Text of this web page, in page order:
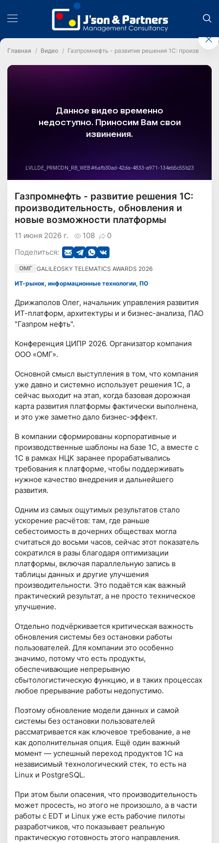
Главная Видео Газпромнефть - развитие решения 1С:
Газпромнефть - развитие решения 1С:
производительность, обновления и
новые возможности платформы
108 0
11 июня 2026 г.
Поделиться:
ОМГ GALILEOSKY TELEMATICS AWARDS 2026
ИТ-рынок, информационные технологии, ПО
Дрижаполов Олег, начальник управления развития
ИТ-платформ, архитектуры и и бизнес-анализа, ПАО
"Газпром нефть".
Конференция ЦИПР 2026. Организатор компания
ООО «ОМГ».
Основной смысл выступления в том, что компания
уже давно и системно использует решения 1С, а
сейчас выходит на этап, когда базовая дорожная
карта развития платформы фактически выполнена,
и это уже заметно дало бизнес-эффект.
В компании сформированы корпоративные и
производственные шаблоны на базе 1С, а вместе с
1С в рамках НЦК заранее прорабатывались
требования к платформе, чтобы поддерживать
нужное качество внедрения и дальнейшего
развития.
Одним из самых ощутимых результатов стало
ускорение расчётов: там, где раньше
себестоимость в дочерних обществах могла
считаться до восьми часов, сейчас этот показатель
сократился в разы благодаря оптимизации
платформы, включая параллельную запись в
таблицы данных и другие улучшения
производительности. Это подаётся как важный
практический результат, а не просто техническое
улучшение.
Отдельно подчёркивается критическая важность
обновления системы без остановки работы
пользователей. Для компании это особенно
значимо, потому что есть продукты,
обеспечивающие непрерывную
сбытологистическую функцию, и в таких процессах
любое прерывание работы недопустимо.
Поэтому обновление модели данных и самой
системы без остановки пользователей
рассматривается как ключевое требование, а не
как дополнительная опция. Ещё один важный
момент — успешный переход продуктов 1С на
независимый технологический стек, то есть на
Linux и PostgreSQL.
При этом были опасения, что производительность
может просесть, но этого не произошло, а в части
работы с EDT и Linux уже есть рабочие пилоты
разработчиков, что показывает реальную
практическую готовность этого направления.